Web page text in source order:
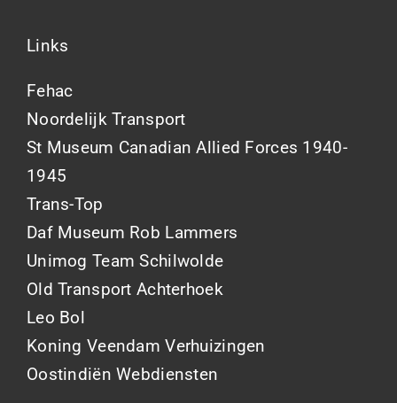
Links
Fehac
Noordelijk Transport
St Museum Canadian Allied Forces 1940-
1945
Trans-Top
Daf Museum Rob Lammers
Unimog Team Schilwolde
Old Transport Achterhoek
Leo Bol
Koning Veendam Verhuizingen
Oostindiën Webdiensten